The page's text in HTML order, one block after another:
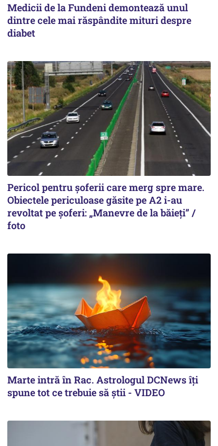
Medicii de la Fundeni demontează unul
dintre cele mai răspândite mituri despre
diabet
Pericol pentru șoferii care merg spre mare.
Obiectele periculoase găsite pe A2 i-au
revoltat pe șoferi: „Manevre de la băieți” /
foto
Marte intră în Rac. Astrologul DCNews îți
spune tot ce trebuie să știi - VIDEO